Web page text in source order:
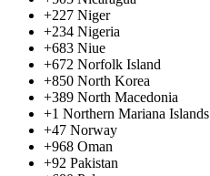
+227 Niger
+234 Nigeria
+683 Niue
+672 Norfolk Island
+850 North Korea
+389 North Macedonia
+1 Northern Mariana Islands
+47 Norway
+968 Oman
+92 Pakistan